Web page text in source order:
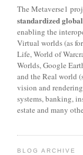
The Metaverse1
standardized
enabling the
Virtual worlds (as
Life, World of
Worlds, Google
and the Real world
vision and
systems, banking,
estate and many
BLOG ARCHIVE